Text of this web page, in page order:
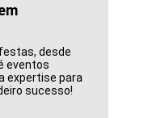
desde
eventos
expertise para
sucesso!